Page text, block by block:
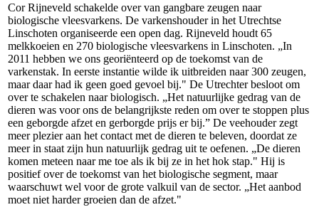
Cor Rijneveld schakelde over van gangbare zeugen naar
biologische vleesvarkens. De varkenshouder in het Utrechtse
Linschoten organiseerde een open dag. Rijneveld houdt 65
melkkoeien en 270 biologische vleesvarkens in Linschoten. „In
2011 hebben we ons georiënteerd op de toekomst van de
varkenstak. In eerste instantie wilde ik uitbreiden naar 300 zeugen,
maar daar had ik geen goed gevoel bij." De Utrechter besloot om
over te schakelen naar biologisch. „Het natuurlijke gedrag van de
dieren was voor ons de belangrijkste reden om over te stoppen plus
een geborgde afzet en gerborgde prijs er bij.” De veehouder zegt
meer plezier aan het contact met de dieren te beleven, doordat ze
meer in staat zijn hun natuurlijk gedrag uit te oefenen. „De dieren
komen meteen naar me toe als ik bij ze in het hok stap." Hij is
positief over de toekomst van het biologische segment, maar
waarschuwt wel voor de grote valkuil van de sector. „Het aanbod
moet niet harder groeien dan de afzet."